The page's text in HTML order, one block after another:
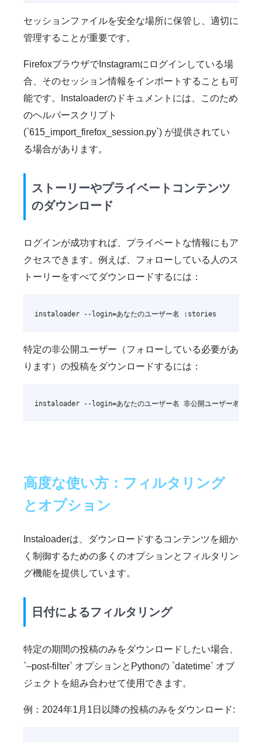
セッションファイルを安全な場所に保管し、適切に
管理することが重要です。
FirefoxブラウザでInstagramにログインしている場
合、そのセッション情報をインポートすることも可
能です。Instaloaderのドキュメントには、このため
のヘルパースクリプト
(`615_import_firefox_session.py`) が提供されてい
る場合があります。
ストーリーやプライベートコンテンツ
のダウンロード
ログインが成功すれば、プライベートな情報にもア
クセスできます。例えば、フォローしている人のス
トーリーをすべてダウンロードするには：
instaloader --login=あなたのユーザー名 :stories
特定の非公開ユーザー（フォローしている必要があ
ります）の投稿をダウンロードするには：
instaloader --login=あなたのユーザー名 非公開ユーザー名
高度な使い方：フィルタリング
とオプション
Instaloaderは、ダウンロードするコンテンツを細か
く制御するための多くのオプションとフィルタリン
グ機能を提供しています。
日付によるフィルタリング
特定の期間の投稿のみをダウンロードしたい場合、
`–post-filter` オプションとPythonの `datetime` オブ
ジェクトを組み合わせて使用できます。
例：2024年1月1日以降の投稿のみをダウンロード: